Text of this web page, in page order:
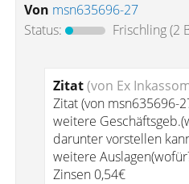
Von msn635696-27
Status:
Frischling(2
Zitat(von Ex
Zitat (von msn635696-
weitere
darunter vorstellen
weitere
Zinsen 0,54€